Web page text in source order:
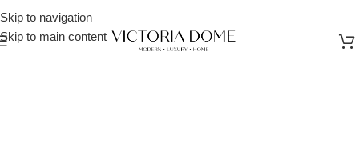
Skip to navigation
Skip to main content